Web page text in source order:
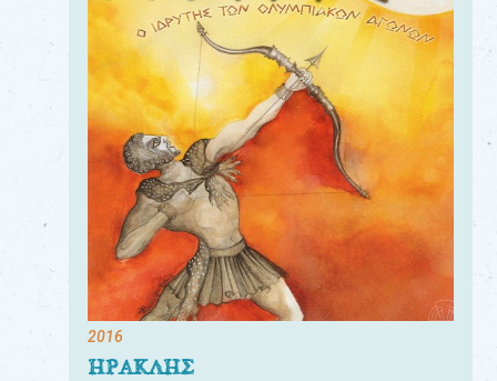
2016
ΗΡΑΚΛΗΣ